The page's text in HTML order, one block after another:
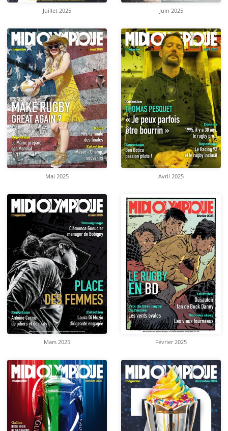
Juillet 2025 Juin 2025
Mai 2025 Avril 2025
Mars 2025 Février 2025